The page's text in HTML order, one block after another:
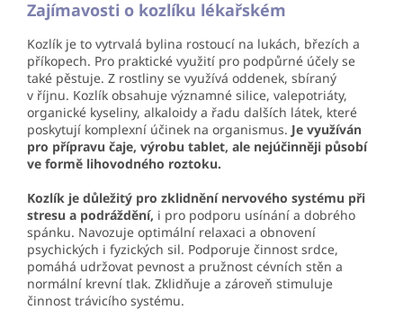
Zajímavosti o kozlíku lékařském
Kozlík je to vytrvalá bylina rostoucí na lukách, březích a
příkopech. Pro praktické využití pro podpůrné účely se
také pěstuje. Z rostliny se využívá oddenek, sbíraný
v říjnu. Kozlík obsahuje významné silice, valepotriáty,
organické kyseliny, alkaloidy a řadu dalších látek, které
poskytují komplexní účinek na organismus. Je využíván
pro přípravu čaje, výrobu tablet, ale nejúčinněji působí
ve formě lihovodného roztoku.
Kozlík je důležitý pro zklidnění nervového systému při
stresu a podráždění, i pro podporu usínání a dobrého
spánku. Navozuje optimální relaxaci a obnovení
psychických i fyzických sil. Podporuje činnost srdce,
pomáhá udržovat pevnost a pružnost cévních stěn a
normální krevní tlak. Zklidňuje a zároveň stimuluje
činnost trávicího systému.